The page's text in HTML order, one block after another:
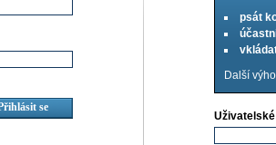
psát
Další